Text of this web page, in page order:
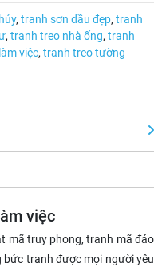
, tranh sơn dầu đẹp, tranh
, tranh treo nhà ống, tranh
việc, tranh treo tường
việc
mã truy phong, tranh mã đáo
tranh được mọi người yêu